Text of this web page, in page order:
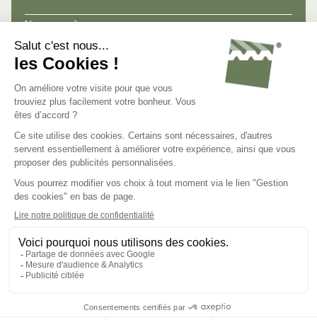
Nos conseils
Nos atouts
Avis de nos clients
Nous connaître
Nous contacter
C.G.V.
Mentions légales
Politique de confidentialité
Gestion des cookies
Groupe Steel Shed
Steel Shed for Business